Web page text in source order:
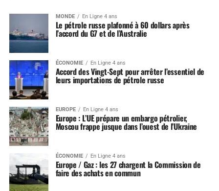
MONDE En Ligne 4 ans
Le pétrole russe plafonné à 60 dollars après
l’accord du G7 et de l’Australie
ÉCONOMIE En Ligne 4 ans
Accord des Vingt-Sept pour arrêter l’essentiel de
leurs importations de pétrole russe
EUROPE En Ligne 4 ans
Europe : L’UE prépare un embargo pétrolier,
Moscou frappe jusque dans l’ouest de l’Ukraine
ÉCONOMIE En Ligne 4 ans
Europe / Gaz : les 27 chargent la Commission de
faire des achats en commun